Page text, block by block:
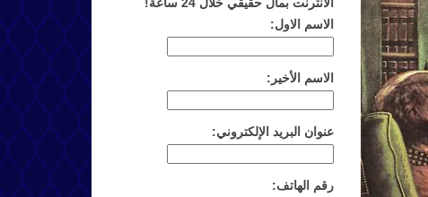
الاسم الاول:
الاسم الأخير:
عنوان البريد الإلكتروني:
رقم الهاتف: